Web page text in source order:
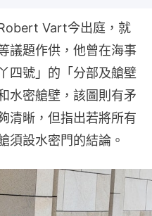
Vart今出庭，就
議題作供，他曾在海事
四號」的「分部及艙壁
水密艙壁，該圖則有矛
清晰，但指出若將所有
須設水密門的結論。